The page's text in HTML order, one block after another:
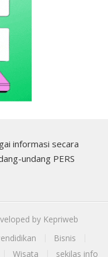
informasi secara
undang PERS
by Kepriweb
Bisnis
Wisata sekilas info